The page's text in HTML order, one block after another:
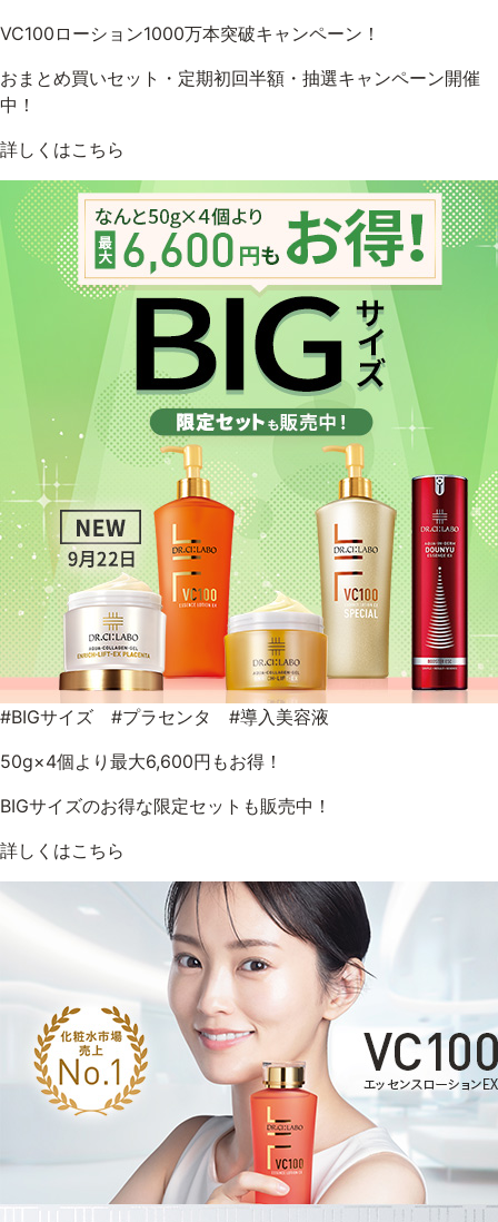
ベストコスメ受賞商品
ランキング商品
メイク・ボディ・ヘアケア
キャンペーン情報
通販限定商品
クーポン＆ポイント
アウトレット商品
定期便
ブランド情報
ショッピングガイド
お電話でもご注文いただけます
0120-371-217
9時〜21時 / 年中無休
VC100ローション1000万本突破キャンペーン！
おまとめ買いセット・定期初回半額・抽選キャンペーン開催
中！
詳しくはこちら
#BIGサイズ #プラセンタ #導入美容液
50g×4個より最大6,600円もお得！
BIGサイズのお得な限定セットも販売中！
詳しくはこちら